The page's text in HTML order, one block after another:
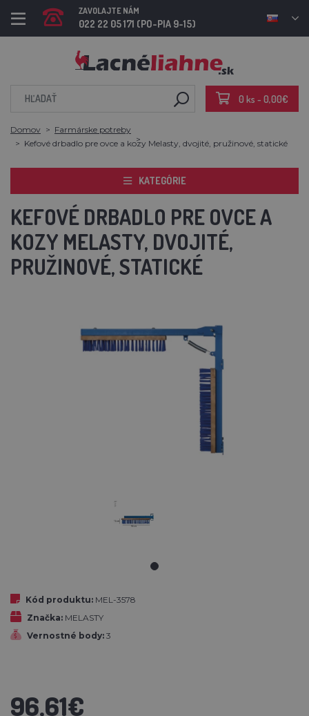
ZAVOLAJTE NÁM
022 22 05 171 (PO-PIA 9-15)
0 ks - 0,00€
Domov
Farmárske potreby
Kefové drbadlo pre ovce a kozy Melasty, dvojité, pružinové, statické
KATEGÓRIE
KEFOVÉ DRBADLO PRE OVCE A
KOZY MELASTY, DVOJITÉ,
PRUŽINOVÉ, STATICKÉ
Kód produktu: MEL-3578
Značka: MELASTY
Vernostné body: 3
96,61€